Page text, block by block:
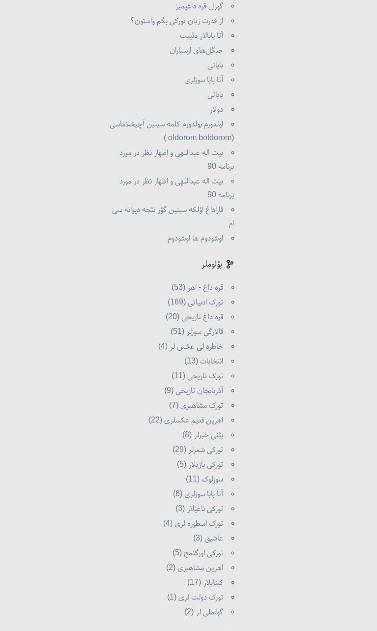
گوزل قره داغیمیز
از قدرت زبان تورکی بگم واستون؟
آتا بابالار دئییب
جنگل‌های ارسباران
بایاتی
آتا بابا سوزلری
بایاتی
دولار
اولدورم بولدورم کلمه سینین آچیخلاماسی
(oldorom boldorom )
بیت اله عبداللهی و اظهار نظر در مورد
برنامه 90
بیت اله عبداللهی و اظهار نظر در مورد
برنامه 90
قاراداغ اؤلکه سینین گؤر نئجه دیوانه سی
ام
اوشودوم ها اوشودوم
بؤلوملر
قره داغ - اهر (53)
تورک ادبیاتی (169)
قره داغ تاریخی (20)
قالارگی سوزلر (51)
خاطره لی عکس لر (4)
انتخابات (13)
تورک تاریخی (11)
آذربایجان تاریخی (9)
تورک مشاهیری (7)
اهرین قدیم عکسلری (22)
یئنی خبرلر (8)
تورکی شعرلر (29)
تورکی یازیلار (5)
سوزلوک (11)
آتا بابا سوزلری (6)
تورکی ناغیلار (3)
تورک اسطوره لری (4)
عاشیق (3)
تورکی اورگنمح (5)
اهرین مشاهیری (2)
کیتابلار (17)
تورک دولت لری (1)
گولملی لر (2)